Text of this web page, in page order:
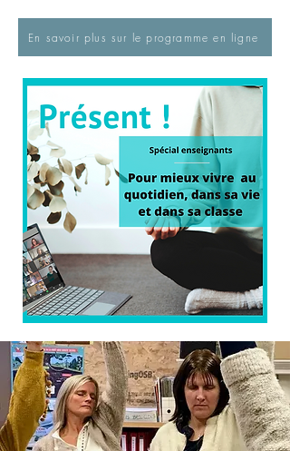
En savoir plus sur le programme en ligne